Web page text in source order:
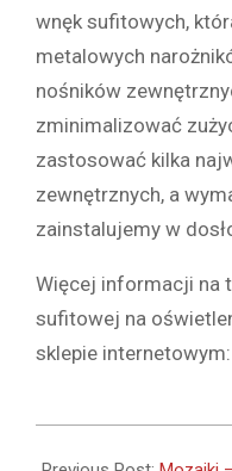
wnęk sufitowych,
metalowych
nośników
zminimalizować
zastosować kilka
zewnętrznych, a
zainstalujemy w
Więcej informacji na
sufitowej na
sklepie internetowym: